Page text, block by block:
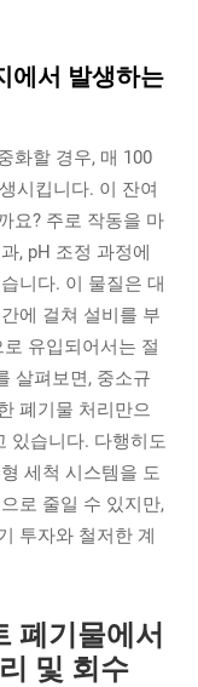
에서 발생하는
화할 경우, 매 100
시킵니다. 이 잔여
요? 주로 작동을 마
, pH 조정 과정에
니다. 이 물질은 대
에 걸쳐 설비를 부
유입되어서는 절
살펴보면, 중소규
폐기물 처리만으
있습니다. 다행히도
세척 시스템을 도
로 줄일 수 있지만,
투자와 철저한 계
폐기물에서
및 회수